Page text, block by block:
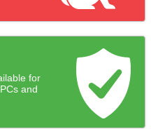
for
and